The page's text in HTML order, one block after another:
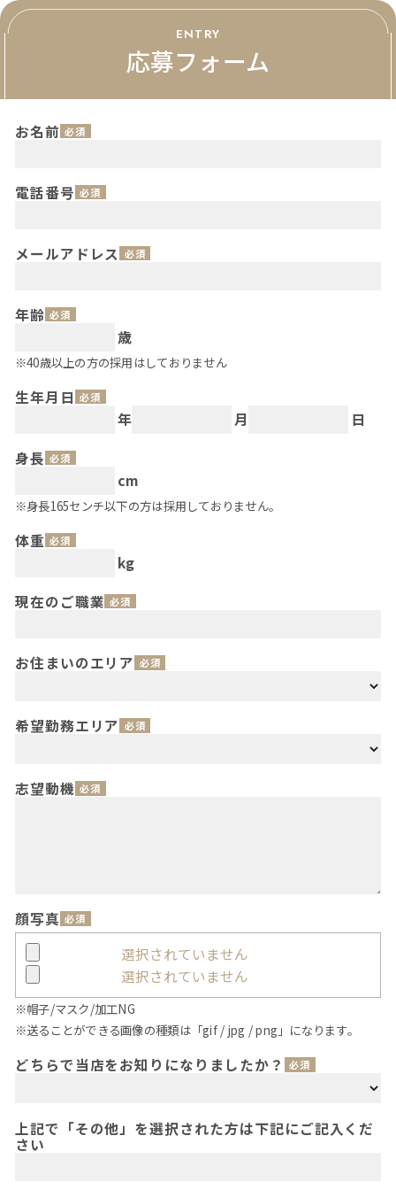
ENTRY
応募フォーム
お名前 必須
電話番号 必須
メールアドレス 必須
年齢 必須
歳
※40歳以上の方の採用はしておりません
生年月日 必須
年 月
日
身長 必須
cm
※身長165センチ以下の方は採用しておりません。
体重 必須
kg
現在のご職業 必須
お住まいのエリア 必須
希望勤務エリア 必須
志望動機 必須
顔写真 必須
選択されていません
選択されていません
※帽子/マスク/加工NG
※送ることができる画像の種類は「gif / jpg / png」になります。
どちらで当店をお知りになりましたか？ 必須
上記で「その他」を選択された方は下記にご記入くだ
さい